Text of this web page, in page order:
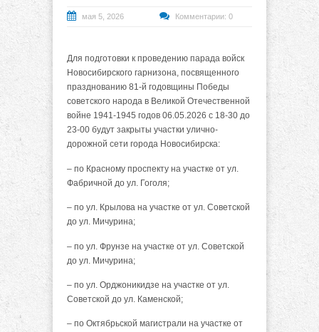
мая 5, 2026 Комментарии: 0
Для подготовки к проведению парада войск
Новосибирского гарнизона, посвященного
празднованию 81-й годовщины Победы
советского народа в Великой Отечественной
войне 1941-1945 годов 06.05.2026 с 18-30 до
23-00 будут закрыты участки улично-
дорожной сети города Новосибирска:
– по Красному проспекту на участке от ул.
Фабричной до ул. Гоголя;
– по ул. Крылова на участке от ул. Советской
до ул. Мичурина;
– по ул. Фрунзе на участке от ул. Советской
до ул. Мичурина;
– по ул. Орджоникидзе на участке от ул.
Советской до ул. Каменской;
– по Октябрьской магистрали на участке от